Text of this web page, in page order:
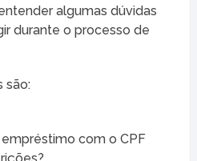
algumas dúvidas
durante o processo de
são:
com o CPF